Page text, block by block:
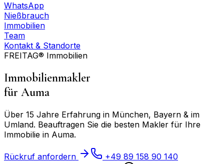
WhatsApp
Nießbrauch
Immobilien
Team
Kontakt & Standorte
FREITAG® Immobilien
Immobilienmakler
für Auma
Über 15 Jahre Erfahrung in München, Bayern & im
Umland. Beauftragen Sie die besten Makler für Ihre
Immobilie in Auma.
Rückruf anfordern
+49 89 158 90 140